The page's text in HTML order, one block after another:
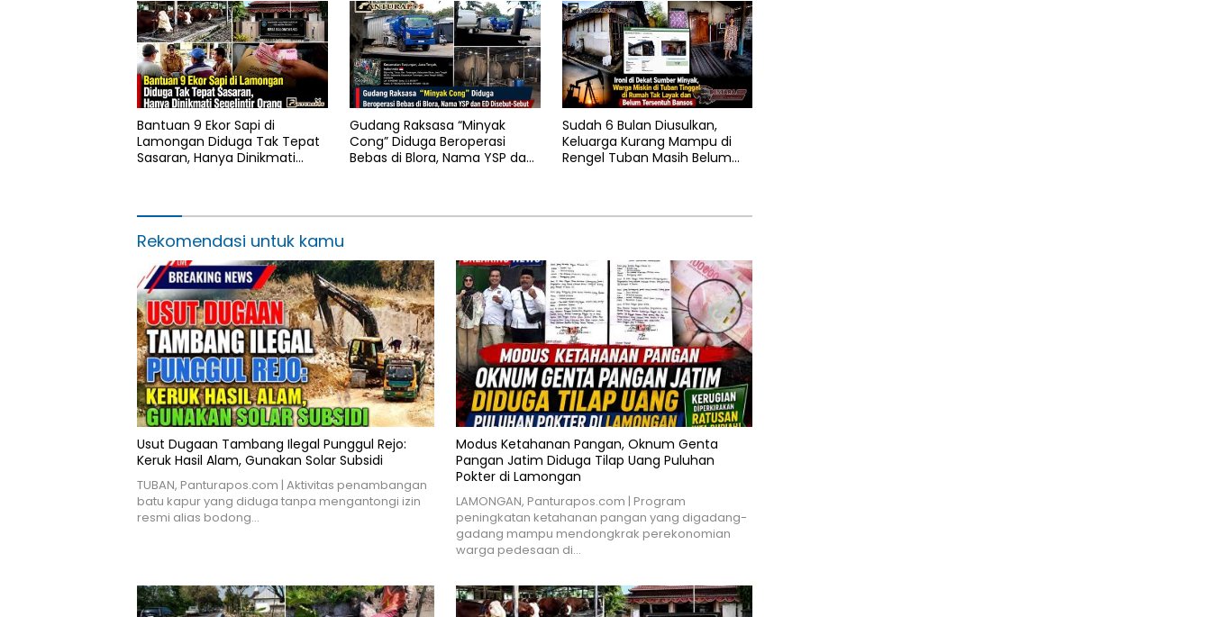
Bantuan 9 Ekor Sapi di
Lamongan Diduga Tak Tepat
Sasaran, Hanya Dinikmati
Gudang Raksasa “Minyak
Cong” Diduga Beroperasi
Bebas di Blora, Nama YSP dan
Sudah 6 Bulan Diusulkan,
Keluarga Kurang Mampu di
Rengel Tuban Masih Belum
Rekomendasi untuk kamu
Usut Dugaan Tambang Ilegal Punggul Rejo:
Keruk Hasil Alam, Gunakan Solar Subsidi
TUBAN, Panturapos.com | Aktivitas penambangan
batu kapur yang diduga tanpa mengantongi izin
resmi alias bodong…
Modus Ketahanan Pangan, Oknum Genta
Pangan Jatim Diduga Tilap Uang Puluhan
Pokter di Lamongan
LAMONGAN, Panturapos.com | Program
peningkatan ketahanan pangan yang digadang-
gadang mampu mendongkrak perekonomian
warga pedesaan di…